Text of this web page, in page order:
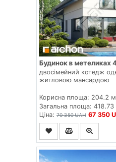
Будинок в метеликах
двосімейний котедж
житловою мансардою
Корисна площа: 204.2 м
Загальна площа: 418.73
Ціна: 70 350 UAH 67 350